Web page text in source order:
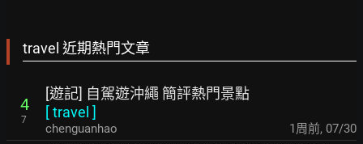
travel 近期熱門文章
4
7
[遊記] 自駕遊沖繩 簡評熱門景點
[travel ]
chenguanhao 1周前, 07/30